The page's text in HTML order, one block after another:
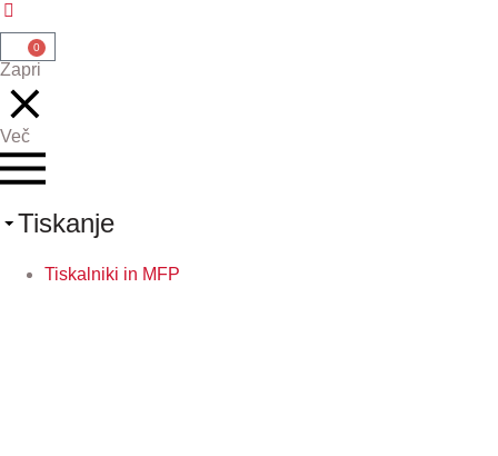
0
Zapri
Več
Tiskanje
Tiskalniki in MFP